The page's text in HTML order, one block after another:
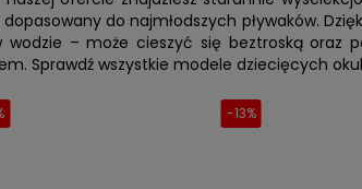
do najmłodszych pływaków.
wodzie – może cieszyć się beztroską oraz
Sprawdź wszystkie modele dziecięcych
-13%